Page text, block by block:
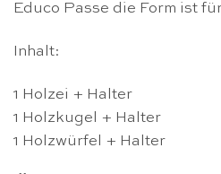
Educo Passe die Form ist
Inhalt:
1 Holzei + Halter
1 Holzkugel + Halter
1 Holzwürfel + Halter